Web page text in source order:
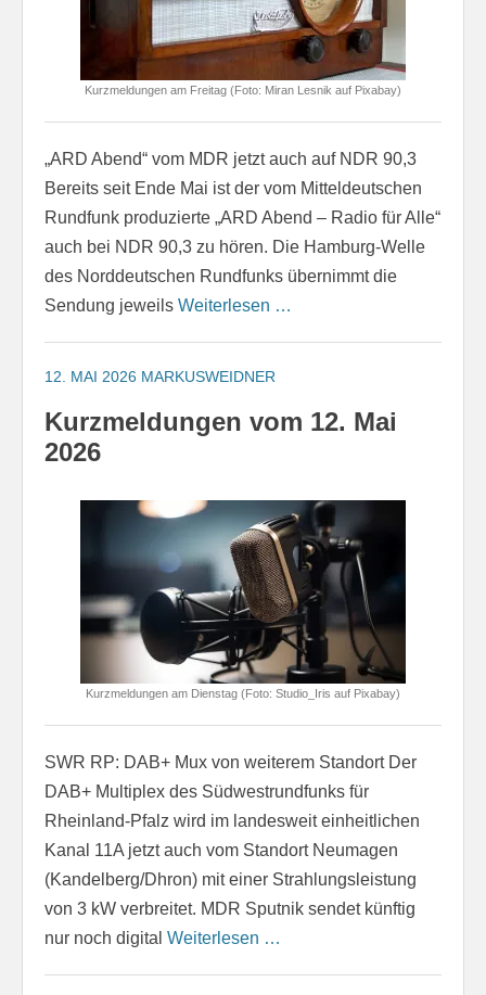
Kurzmeldungen am Freitag (Foto: Miran Lesnik auf Pixabay)
„ARD Abend“ vom MDR jetzt auch auf NDR 90,3
Bereits seit Ende Mai ist der vom Mitteldeutschen
Rundfunk produzierte „ARD Abend – Radio für Alle“
auch bei NDR 90,3 zu hören. Die Hamburg-Welle
des Norddeutschen Rundfunks übernimmt die
Sendung jeweils Weiterlesen …
12. MAI 2026 MARKUSWEIDNER
Kurzmeldungen vom 12. Mai
2026
Kurzmeldungen am Dienstag (Foto: Studio_Iris auf Pixabay)
SWR RP: DAB+ Mux von weiterem Standort Der
DAB+ Multiplex des Südwestrundfunks für
Rheinland-Pfalz wird im landesweit einheitlichen
Kanal 11A jetzt auch vom Standort Neumagen
(Kandelberg/Dhron) mit einer Strahlungsleistung
von 3 kW verbreitet. MDR Sputnik sendet künftig
nur noch digital Weiterlesen …